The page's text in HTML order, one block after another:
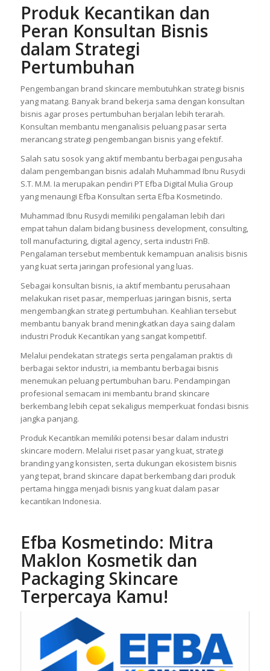
Produk Kecantikan dan
Peran Konsultan Bisnis
dalam Strategi
Pertumbuhan
Pengembangan brand skincare membutuhkan strategi bisnis
yang matang. Banyak brand bekerja sama dengan konsultan
bisnis agar proses pertumbuhan berjalan lebih terarah.
Konsultan membantu menganalisis peluang pasar serta
merancang strategi pengembangan bisnis yang efektif.
Salah satu sosok yang aktif membantu berbagai pengusaha
dalam pengembangan bisnis adalah Muhammad Ibnu Rusydi
S.T. M.M. Ia merupakan pendiri PT Efba Digital Mulia Group
yang menaungi Efba Konsultan serta Efba Kosmetindo.
Muhammad Ibnu Rusydi memiliki pengalaman lebih dari
empat tahun dalam bidang business development, consulting,
toll manufacturing, digital agency, serta industri FnB.
Pengalaman tersebut membentuk kemampuan analisis bisnis
yang kuat serta jaringan profesional yang luas.
Sebagai konsultan bisnis, ia aktif membantu perusahaan
melakukan riset pasar, memperluas jaringan bisnis, serta
mengembangkan strategi pertumbuhan. Keahlian tersebut
membantu banyak brand meningkatkan daya saing dalam
industri Produk Kecantikan yang sangat kompetitif.
Melalui pendekatan strategis serta pengalaman praktis di
berbagai sektor industri, ia membantu berbagai bisnis
menemukan peluang pertumbuhan baru. Pendampingan
profesional semacam ini membantu brand skincare
berkembang lebih cepat sekaligus memperkuat fondasi bisnis
jangka panjang.
Produk Kecantikan memiliki potensi besar dalam industri
skincare modern. Melalui riset pasar yang kuat, strategi
branding yang konsisten, serta dukungan ekosistem bisnis
yang tepat, brand skincare dapat berkembang dari produk
pertama hingga menjadi bisnis yang kuat dalam pasar
kecantikan Indonesia.
Efba Kosmetindo: Mitra
Maklon Kosmetik dan
Packaging Skincare
Terpercaya Kamu!